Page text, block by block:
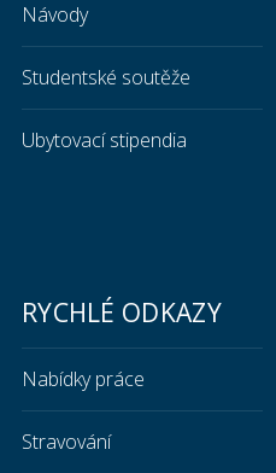
Návody
Studentské soutěže
Ubytovací stipendia
RYCHLÉ ODKAZY
Nabídky práce
Stravování